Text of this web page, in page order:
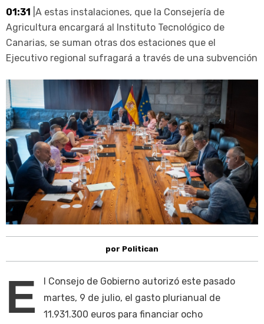
01:31 |A estas instalaciones, que la Consejería de
Agricultura encargará al Instituto Tecnológico de
Canarias, se suman otras dos estaciones que el
Ejecutivo regional sufragará a través de una subvención
por Politican
E
l Consejo de Gobierno autorizó este pasado
martes, 9 de julio, el gasto plurianual de
11.931.300 euros para financiar ocho